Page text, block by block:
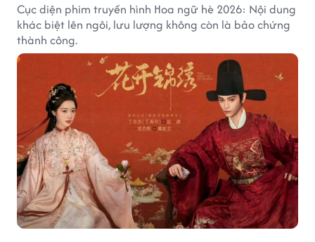
Cục diện phim truyền hình Hoa ngữ hè 2026: Nội dung
khác biệt lên ngôi, lưu lượng không còn là bảo chứng
thành công.